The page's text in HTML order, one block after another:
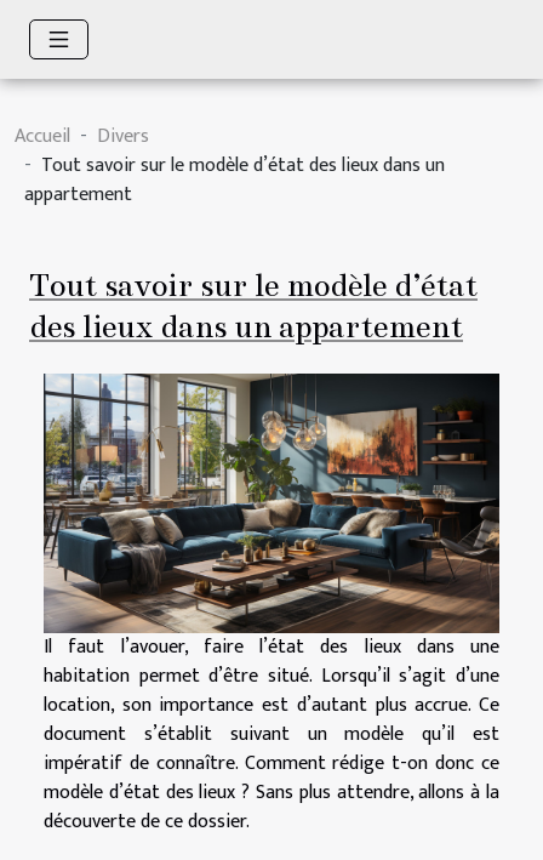
Accueil
Divers
Tout savoir sur le modèle d’état des lieux dans un
appartement
Tout savoir sur le modèle d’état
des lieux dans un appartement
Il faut l’avouer, faire l’état des lieux dans une
habitation permet d’être situé. Lorsqu’il s’agit d’une
location, son importance est d’autant plus accrue. Ce
document s’établit suivant un modèle qu’il est
impératif de connaître. Comment rédige t-on donc ce
modèle d’état des lieux ? Sans plus attendre, allons à la
découverte de ce dossier.